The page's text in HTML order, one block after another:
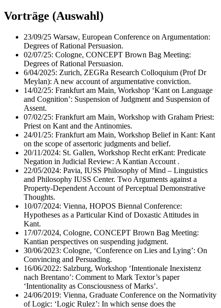
Vorträge (Auswahl)
23/09/25 Warsaw, European Conference on Argumentation:
Degrees of Rational Persuasion.
02/07/25: Cologne, CONCEPT Brown Bag Meeting:
Degrees of Rational Persuasion.
6/04/2025: Zurich, ZEGRa Research Colloquium (Prof Dr
Meylan): A new account of argumentative conviction.
14/02/25: Frankfurt am Main, Workshop ‘Kant on Language
and Cognition’: Suspension of Judgment and Suspension of
Assent.
07/02/25: Frankfurt am Main, Workshop with Graham Priest:
Priest on Kant and the Antinomies.
24/01/25: Frankfurt am Main, Workshop Belief in Kant: Kant
on the scope of assertoric judgments and belief.
20/11/2024: St. Gallen, Workshop Recht erKant: Predicate
Negation in Judicial Review: A Kantian Account .
22/05/2024: Pavia, IUSS Philosophy of Mind – Linguistics
and Philosophy IUSS Center. Two Arguments against a
Property-Dependent Account of Perceptual Demonstrative
Thoughts.
10/07/2024: Vienna, HOPOS Biennal Conference:
Hypotheses as a Particular Kind of Doxastic Attitudes in
Kant.
17/07/2024, Cologne, CONCEPT Brown Bag Meeting:
Kantian perspectives on suspending judgment.
30/06/2023: Cologne, ‘Conference on Lies and Lying’: On
Convincing and Persuading.
16/06/2022: Salzburg, Workshop ‘Intentionale Inexistenz
nach Brentano’: Comment to Mark Textor’s paper
‘Intentionality as Consciousness of Marks’.
24/06/2019: Vienna, Graduate Conference on the Normativity
of Logic: ‘Logic Rulez’: In which sense does the